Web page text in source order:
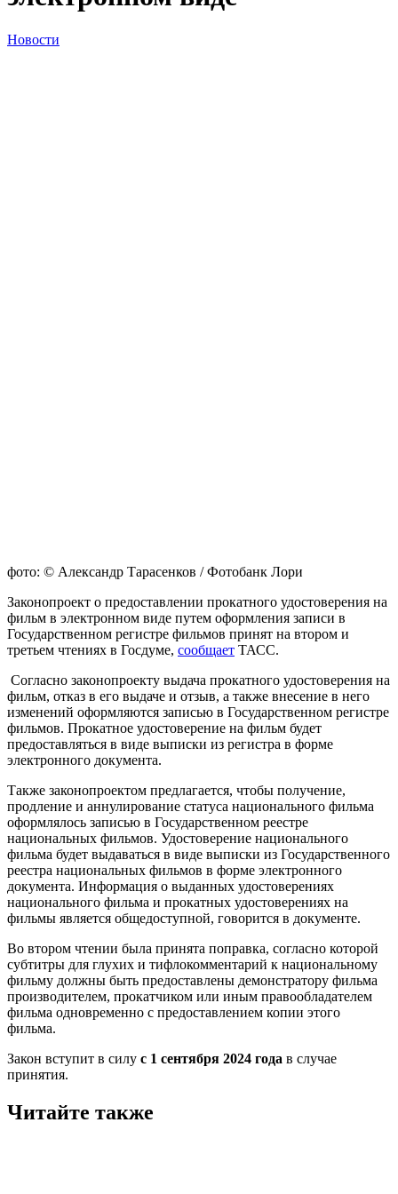
Новости
фото: © Александр Тарасенков / Фотобанк Лори
Законопроект о предоставлении прокатного удостоверения на
фильм в электронном виде путем оформления записи в
Государственном регистре фильмов принят на втором и
третьем чтениях в Госдуме, сообщает ТАСС.
Согласно законопроекту выдача прокатного удостоверения на
фильм, отказ в его выдаче и отзыв, а также внесение в него
изменений оформляются записью в Государственном регистре
фильмов. Прокатное удостоверение на фильм будет
предоставляться в виде выписки из регистра в форме
электронного документа.
Также законопроектом предлагается, чтобы получение,
продление и аннулирование статуса национального фильма
оформлялось записью в Государственном реестре
национальных фильмов. Удостоверение национального
фильма будет выдаваться в виде выписки из Государственного
реестра национальных фильмов в форме электронного
документа. Информация о выданных удостоверениях
национального фильма и прокатных удостоверениях на
фильмы является общедоступной, говорится в документе.
Во втором чтении была принята поправка, согласно которой
субтитры для глухих и тифлокомментарий к национальному
фильму должны быть предоставлены демонстратору фильма
производителем, прокатчиком или иным правообладателем
фильма одновременно с предоставлением копии этого
фильма.
Закон вступит в силу с 1 сентября 2024 года в случае
принятия.
Читайте также